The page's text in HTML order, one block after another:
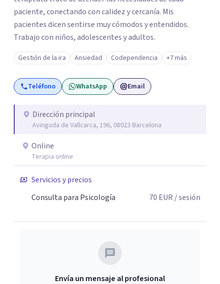
paciente, conectando con calidez y cercanía. Mis
pacientes dicen sentirse muy cómodos y entendidos.
Trabajo con niños, adolescentes y adultos.
Gestión de la ira Ansiedad Codependencia +7 más
Teléfono WhatsApp Email
Dirección principal
Avinguda de Vallcarca, 196, 08023 Barcelona
Online
Terapia online
Servicios y precios
Consulta para Psicología
70 EUR / sesión
Envía un mensaje al profesional